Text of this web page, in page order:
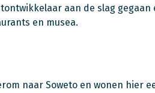
aan de slag
en musea.
naar Soweto en wonen hier